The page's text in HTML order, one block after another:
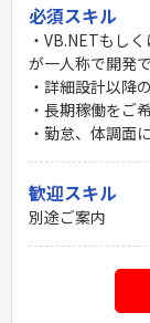
必須スキル
・VB.NETもし
が一人称で開発で
・詳細設計以降
・長期稼働をご
・勤怠、体調面
歓迎スキル
別途ご案内